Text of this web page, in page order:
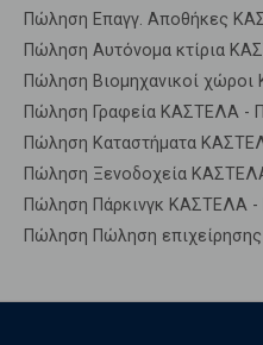
Πώληση Επαγγ. Αποθήκες
Πώληση Αυτόνομα κτίρια
Πώληση Βιομηχανικοί
Πώληση Γραφεία ΚΑΣΤΕΛΑ -
Πώληση Καταστήματα
Πώληση Ξενοδοχεία
Πώληση Πάρκινγκ ΚΑΣΤΕΛΑ -
Πώληση Πώληση